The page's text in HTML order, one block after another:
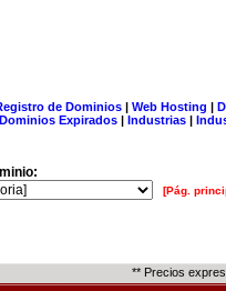
de Dominios| Web Hosting |
Dominios Expirados | Industrias |
[Pág.
** Precios